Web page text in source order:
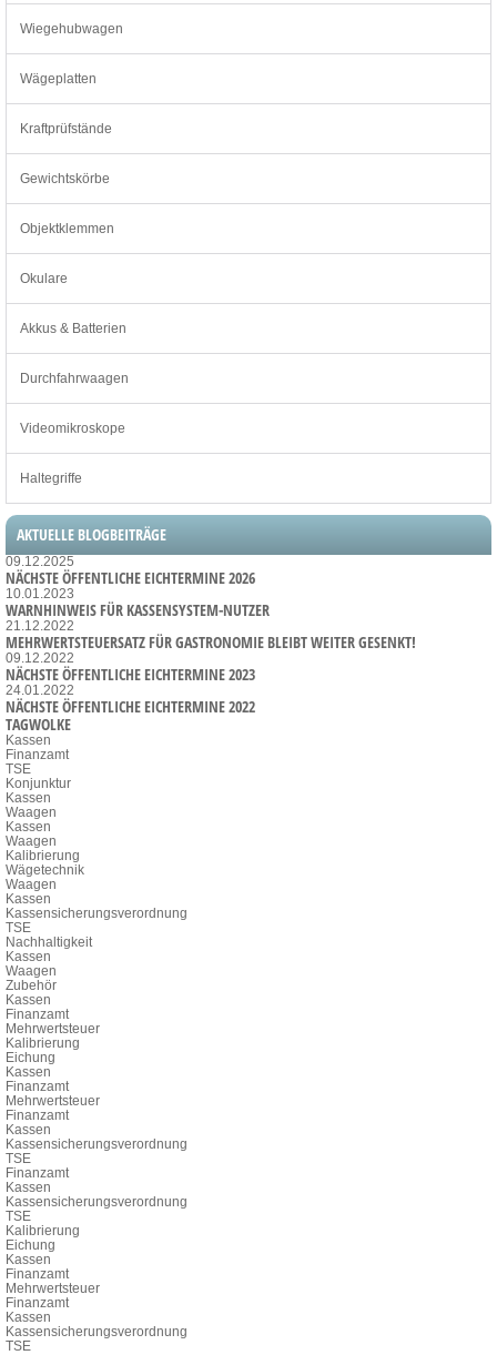
Wiegehubwagen
Wägeplatten
Kraftprüfstände
Gewichtskörbe
Objektklemmen
Okulare
Akkus & Batterien
Durchfahrwaagen
Videomikroskope
Haltegriffe
AKTUELLE BLOGBEITRÄGE
09.12.2025
NÄCHSTE ÖFFENTLICHE EICHTERMINE 2026
10.01.2023
WARNHINWEIS FÜR KASSENSYSTEM-NUTZER
21.12.2022
MEHRWERTSTEUERSATZ FÜR GASTRONOMIE BLEIBT WEITER GESENKT!
09.12.2022
NÄCHSTE ÖFFENTLICHE EICHTERMINE 2023
24.01.2022
NÄCHSTE ÖFFENTLICHE EICHTERMINE 2022
TAGWOLKE
Kassen
Finanzamt
TSE
Konjunktur
Kassen
Waagen
Kassen
Waagen
Kalibrierung
Wägetechnik
Waagen
Kassen
Kassensicherungsverordnung
TSE
Nachhaltigkeit
Kassen
Waagen
Zubehör
Kassen
Finanzamt
Mehrwertsteuer
Kalibrierung
Eichung
Kassen
Finanzamt
Mehrwertsteuer
Finanzamt
Kassen
Kassensicherungsverordnung
TSE
Finanzamt
Kassen
Kassensicherungsverordnung
TSE
Kalibrierung
Eichung
Kassen
Finanzamt
Mehrwertsteuer
Finanzamt
Kassen
Kassensicherungsverordnung
TSE